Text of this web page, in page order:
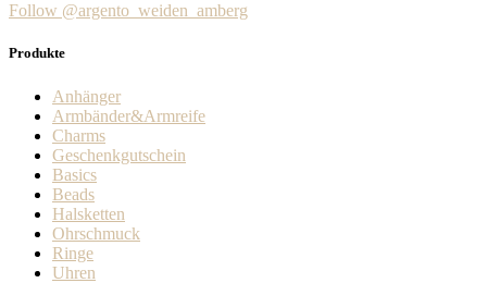
Follow @argento_weiden_amberg
Produkte
Anhänger
Armbänder&Armreife
Charms
Geschenkgutschein
Basics
Beads
Halsketten
Ohrschmuck
Ringe
Uhren